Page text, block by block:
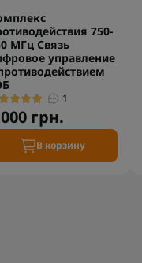
750-
МГц Связь
управление
1
грн.
В корзину